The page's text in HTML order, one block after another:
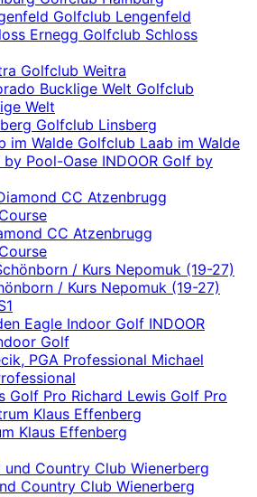
Golfclub Lengenfeld
Golfclub Schloss
Golfclub Weitra
Golfclub
Welt
Golfclub Linsberg
Golfclub Laab im Walde
INDOOR Golf by
CC Atzenbrugg
/ Kurs Nepomuk (19-27)
INDOOR
Golf
Michael
Richard Lewis Golf Pro
Klaus Effenberg
Country Club Wienerberg